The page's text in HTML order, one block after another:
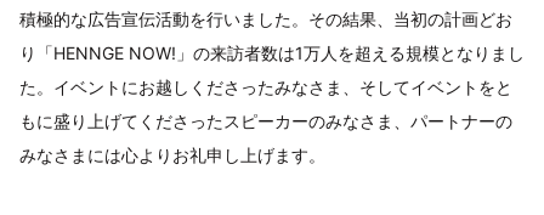
積極的な広告宣伝活動を行いました。その結果、当初の計画どお
り「HENNGE NOW!」の来訪者数は1万人を超える規模となりまし
た。イベントにお越しくださったみなさま、そしてイベントをと
もに盛り上げてくださったスピーカーのみなさま、パートナーの
みなさまには心よりお礼申し上げます。